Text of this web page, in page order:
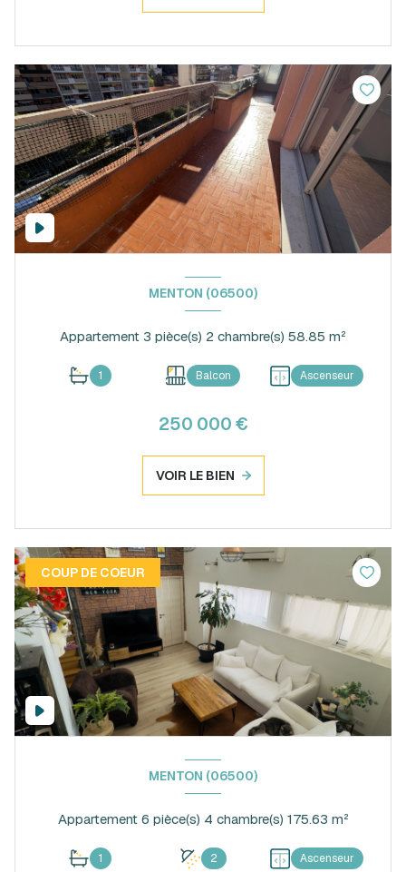
MENTON (06500)
Appartement 3 pièce(s) 2 chambre(s) 58.85 m²
1 Balcon Ascenseur
250 000 €
VOIR LE BIEN
COUP DE COEUR
MENTON (06500)
Appartement 6 pièce(s) 4 chambre(s) 175.63 m²
1 2 Ascenseur